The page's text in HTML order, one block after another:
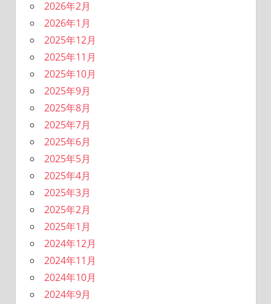
2026年2月
2026年1月
2025年12月
2025年11月
2025年10月
2025年9月
2025年8月
2025年7月
2025年6月
2025年5月
2025年4月
2025年3月
2025年2月
2025年1月
2024年12月
2024年11月
2024年10月
2024年9月